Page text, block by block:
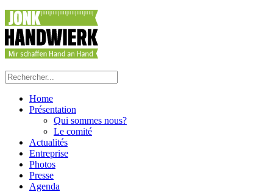
Home
Présentation
Qui sommes nous?
Le comité
Actualités
Entreprise
Photos
Presse
Agenda